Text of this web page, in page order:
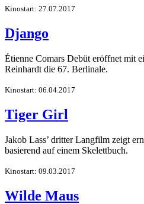
Kinostart: 27.07.2017
Django
Étienne Comars Debüt eröffnet mit
Reinhardt die 67. Berlinale.
Kinostart: 06.04.2017
Tiger Girl
Jakob Lass’ dritter Langfilm zeigt
basierend auf einem Skelettbuch.
Kinostart: 09.03.2017
Wilde Maus